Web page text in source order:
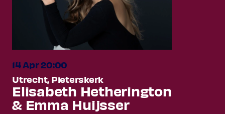
14 Apr 20:00
Utrecht, Pieterskerk
Elisabeth Hetherington
& Emma Huijsser